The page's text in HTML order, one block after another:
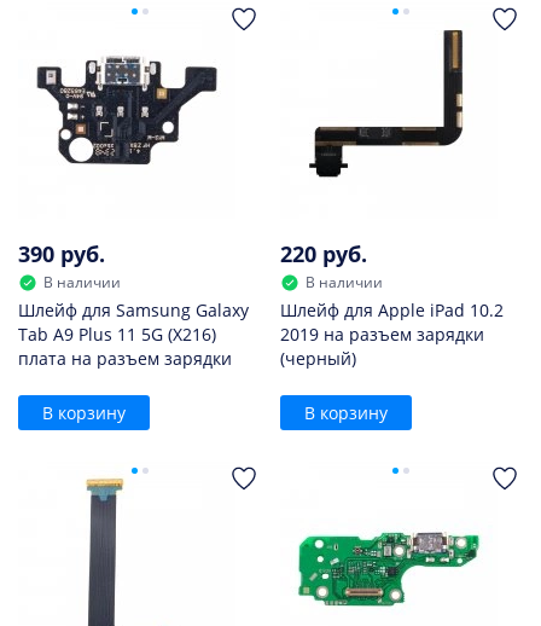
390 руб.
В наличии
Шлейф для Samsung Galaxy
Tab A9 Plus 11 5G (X216)
плата на разъем зарядки
В корзину
220 руб.
В наличии
Шлейф для Apple iPad 10.2
2019 на разъем зарядки
(черный)
В корзину